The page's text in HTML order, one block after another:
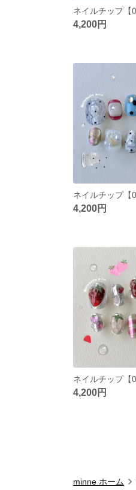
4,200円
4,200円
4,200円
minne ホーム